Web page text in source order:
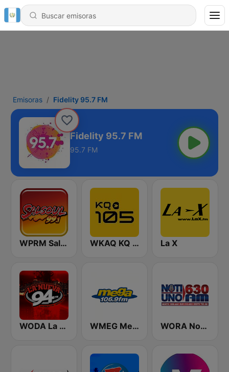
Emisoras Fidelity 95.7 FM
Fidelity 95.7 FM
95.7 FM
WPRM Salsoul 99.1 FM WKAQ KQ 105 La X
WODA La Nueva 94 FM WMEG Mega 106.9 FM WORA Noti Uno 630 AM